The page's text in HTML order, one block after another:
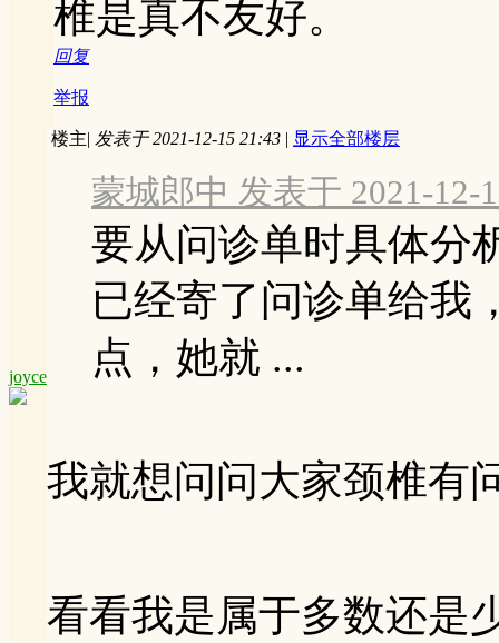
椎是真不友好。
回复
举报
joyce
楼主| 发表于 2021-12-15 21:43 | 显示全部楼层
蒙城郎中 发表于 2021-12-
要从问诊单时具体分
已经寄了问诊单给我
点，她就 ...
我就想问问大家颈椎有
看看我是属于多数还是